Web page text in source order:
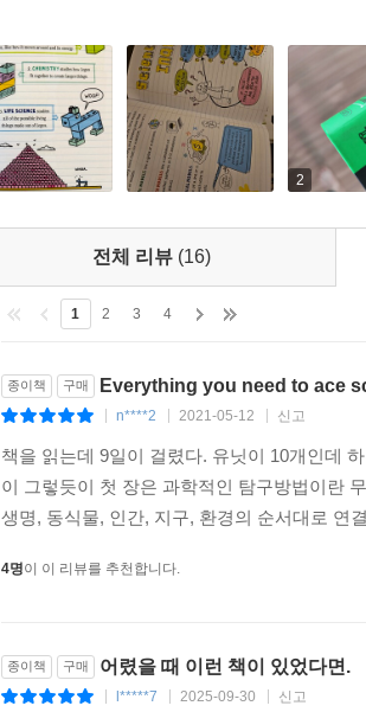
2
전체 리뷰 (16)
1 2 3 4
종이책 구매 Everything you need to ace
n****2 2021-05-12 신고
책을 읽는데 9일이 걸렸다. 유닛이 10개인데
이 그렇듯이 첫 장은 과학적인 탐구방법이란
생명, 동식물, 인간, 지구, 환경의 순서대로 연
4명이 이 리뷰를 추천합니다.
종이책 구매 어렸을 때 이런 책이 있었다면.
l*****7 2025-09-30 신고